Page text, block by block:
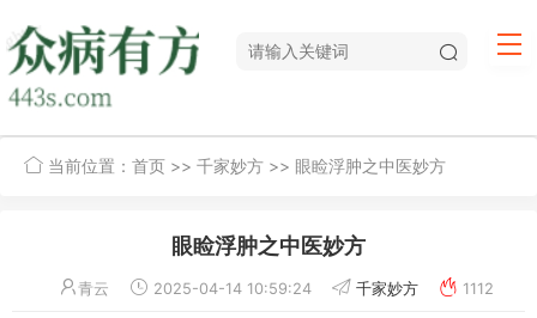
当前位置： 首页 >> 千家妙方 >> 眼睑浮肿之中医妙方
眼睑浮肿之中医妙方
青云 2025-04-14 10:59:24 千家妙方 1112